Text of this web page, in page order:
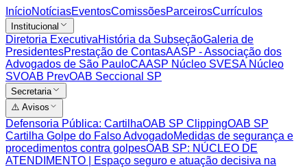
InícioNotíciasEventosComissõesParceirosCurrículos
Institucional
Diretoria ExecutivaHistória da SubseçãoGaleria de
PresidentesPrestação de ContasAASP - Associação dos
Advogados de São PauloCAASP Núcleo SVESA Núcleo
SVOAB PrevOAB Seccional SP
Secretaria
⚠️ Avisos
Defensoria Pública: CartilhaOAB SP ClippingOAB SP
Cartilha Golpe do Falso AdvogadoMedidas de segurança e
procedimentos contra golpesOAB SP: NÚCLEO DE
ATENDIMENTO | Espaço seguro e atuação decisiva na